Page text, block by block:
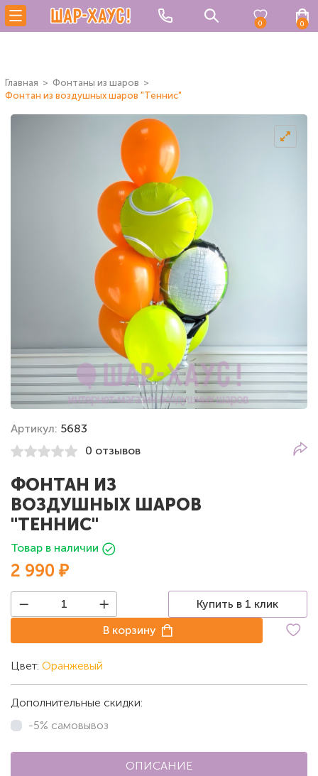
0 0
Главная
Фонтаны из шаров
Фонтан из воздушных шаров "Теннис"
Артикул: 5683
0 отзывов
ФОНТАН ИЗ
ВОЗДУШНЫХ ШАРОВ
"ТЕННИС"
Товар в наличии
2 990 ₽
Купить в 1 клик
В корзину
Цвет: Оранжевый
Дополнительные скидки:
-5% самовывоз
ОПИСАНИЕ